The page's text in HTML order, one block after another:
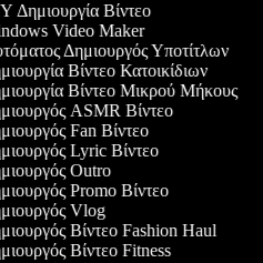
Δημιουργία Βίντεο
Video Maker
Δημιουργός Υποτίτλων
Βίντεο Κατοικίδιων
Βίντεο Μικρού Μήκους
ASMR Βίντεο
Fan Βίντεο
Lyric Βίντεο
Outro
Promo Βίντεο
Vlog
Βίντεο Fashion Haul
Βίντεο Fitness